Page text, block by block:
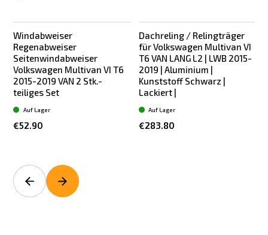
Windabweiser
Regenabweiser
Seitenwindabweiser
Volkswagen Multivan VI T6
2015-2019 VAN 2 Stk.-
teiliges Set
€52.90
Auf Lager
Dachreling / Relingträger
für Volkswagen Multivan VI
T6 VAN LANG L2 | LWB 2015-
2019 | Aluminium |
Kunststoff Schwarz |
Lackiert |
€283.80
Auf Lager